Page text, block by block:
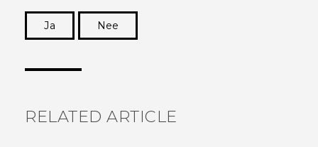
Ja
Nee
RELATED ARTICLE